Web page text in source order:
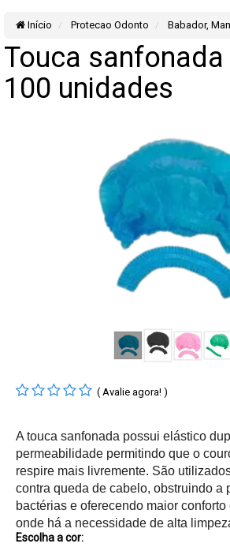
Início Protecao Odonto Babador,
Touca
100 unidades
( Avalie agora! )
A touca sanfonada possui elástico
permeabilidade permitindo que o
respire mais livremente. São
contra queda de cabelo, obstruindo a
bactérias e oferecendo maior
onde há a necessidade de alta
Escolha a cor: